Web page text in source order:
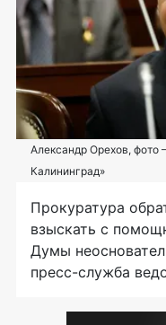
Александр Орехов,
Калининград»
Прокуратура
взыскать с
Думы
пресс-служба